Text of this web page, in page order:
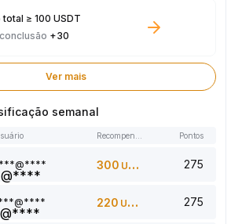
≥ 100 USDT
+30
Ver mais
semanal
Pontos
300 USDT 275
220 USDT 275